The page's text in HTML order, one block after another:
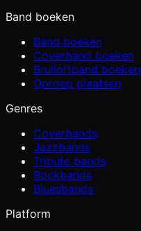
Band boeken
Band boeken
Coverband boeken
Bruiloftband boeken
Oproep plaatsen
Genres
Coverbands
Jazzbands
Tribute bands
Rockbands
Bluesbands
Platform